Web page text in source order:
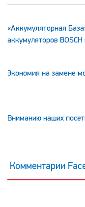
«Аккумуляторная
аккумуляторов BOSCH
Экономия на замене
Вниманию наших
Комментарии